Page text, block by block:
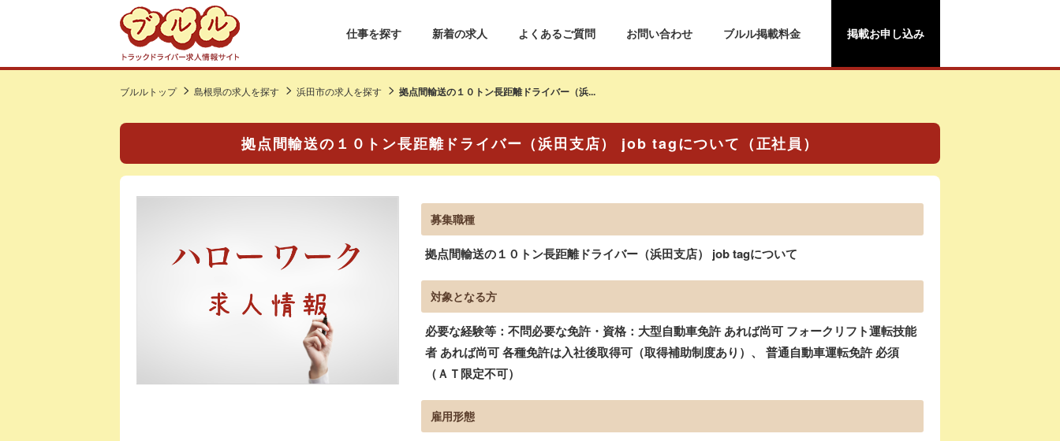
仕事を探す 新着の求人 よくあるご質問 お問い合わせ ブルル掲載料金 掲載お申し込み
ブルルトップ 島根県の求人を探す 浜田市の求人を探す 拠点間輸送の１０トン長距離ドライバー（浜...
拠点間輸送の１０トン長距離ドライバー（浜田支店） job tagについて（正社員）
募集職種
拠点間輸送の１０トン長距離ドライバー（浜田支店） job tagについて
対象となる方
必要な経験等：不問必要な免許・資格：大型自動車免許 あれば尚可 フォークリフト運転技能
者 あれば尚可 各種免許は入社後取得可（取得補助制度あり）、 普通自動車運転免許 必須
（ＡＴ限定不可）
雇用形態